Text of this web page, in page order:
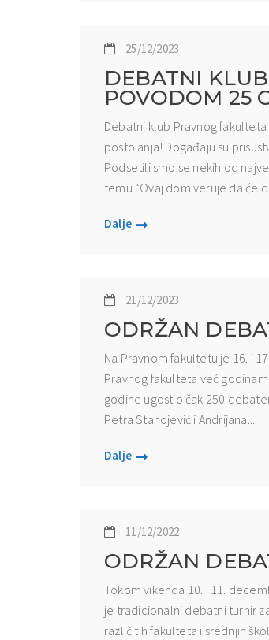
25/12/2023
DEBATNI
POVODOM 25
Debatni klub Pravnog
postojanja! Događaju su
Podsetili smo se nekih od
temu “Ovaj dom veruje da će
Dalje
21/12/2023
ODRŽAN
Na Pravnom fakultetu je 16. i
Pravnog fakulteta već
godine ugostio čak 250
Petra Stanojević i Andrijana...
Dalje
11/12/2022
ODRŽAN
Tokom vikenda 10. i 11.
je tradicionalni debatni turnir
različitih fakulteta i srednjih